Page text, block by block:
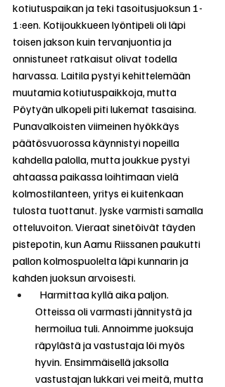
kotiutuspaikan ja teki tasoitusjuoksun 1-
1:een. Kotijoukkueen lyöntipeli oli läpi
toisen jakson kuin tervanjuontia ja
onnistuneet ratkaisut olivat todella
harvassa. Laitila pystyi kehittelemään
muutamia kotiutuspaikkoja, mutta
Pöytyän ulkopeli piti lukemat tasaisina.
Punavalkoisten viimeinen hyökkäys
päätösvuorossa käynnistyi nopeilla
kahdella palolla, mutta joukkue pystyi
ahtaassa paikassa loihtimaan vielä
kolmostilanteen, yritys ei kuitenkaan
tulosta tuottanut. Jyske varmisti samalla
otteluvoiton. Vieraat sinetöivät täyden
pistepotin, kun Aamu Riissanen paukutti
pallon kolmospuolelta läpi kunnarin ja
kahden juoksun arvoisesti.
Harmittaa kyllä aika paljon.
Otteissa oli varmasti jännitystä ja
hermoilua tuli. Annoimme juoksuja
räpylästä ja vastustaja löi myös
hyvin. Ensimmäisellä jaksolla
vastustajan lukkari vei meitä, mutta